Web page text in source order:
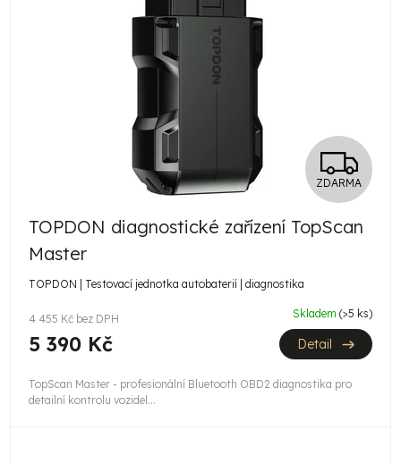
Z
D
A
M
A
ZDARMA
TOPDON diagnostické zařízení TopScan
Master
TOPDON | Testovací jednotka autobaterií | diagnostika
4 455 Kč bez DPH
5 390 Kč
Skladem (>5 ks)
Detail
TopScan Master - profesionální Bluetooth OBD2 diagnostika pro
detailní kontrolu vozidel...